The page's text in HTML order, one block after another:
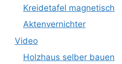
Kreidetafel magnetisch
Aktenvernichter
Video
Holzhaus selber bauen